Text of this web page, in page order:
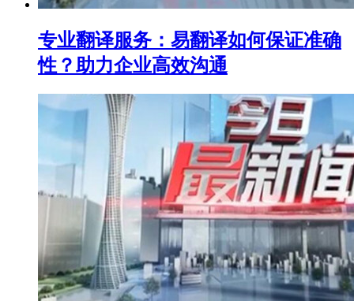
专业翻译服务：易翻译如何保证准确
性？助力企业高效沟通